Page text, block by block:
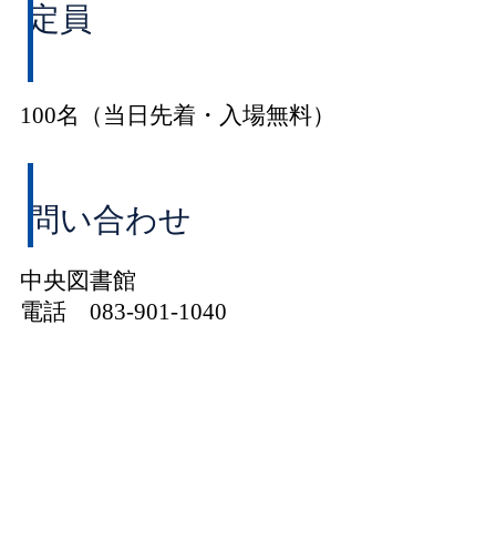
定員
100名（当日先着・入場無料）
問い合わせ
中央図書館
電話 083-901-1040